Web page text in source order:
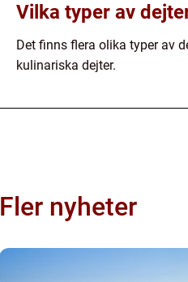
Vilka typer av
Det finns flera olika typer av
kulinariska dejter.
Fler nyheter